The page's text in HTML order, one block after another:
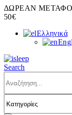
ΔΩΡΕΑΝ
50€
Ελληνικά
Search